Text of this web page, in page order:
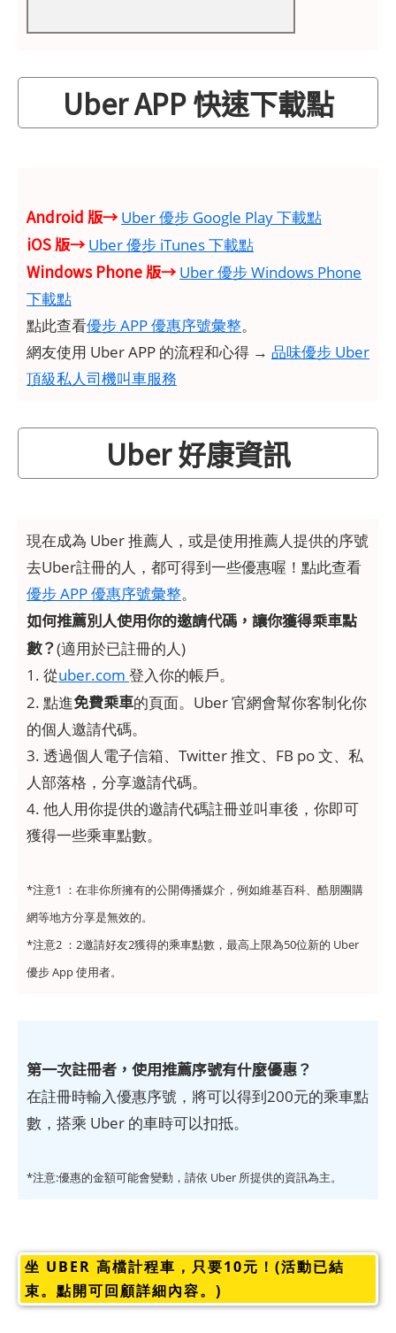
Uber APP 快速下載點
Android 版→ Uber 優步 Google Play 下載點
iOS 版→ Uber 優步 iTunes 下載點
Windows Phone 版→ Uber 優步 Windows Phone
下載點
點此查看優步 APP 優惠序號彙整。
網友使用 Uber APP 的流程和心得 → 品味優步 Uber
頂級私人司機叫車服務
Uber 好康資訊
現在成為 Uber 推薦人，或是使用推薦人提供的序號
去Uber註冊的人，都可得到一些優惠喔！點此查看
優步 APP 優惠序號彙整。
如何推薦別人使用你的邀請代碼，讓你獲得乘車點
數？(適用於已註冊的人)
1. 從uber.com 登入你的帳戶。
2. 點進免費乘車的頁面。Uber 官網會幫你客制化你
的個人邀請代碼。
3. 透過個人電子信箱、Twitter 推文、FB po 文、私
人部落格，分享邀請代碼。
4. 他人用你提供的邀請代碼註冊並叫車後，你即可
獲得一些乘車點數。
*注意1 ：在非你所擁有的公開傳播媒介，例如維基百科、酷朋團購
網等地方分享是無效的。
*注意2 ：2邀請好友2獲得的乘車點數，最高上限為50位新的 Uber
優步 App 使用者。
第一次註冊者，使用推薦序號有什麼優惠？
在註冊時輸入優惠序號，將可以得到200元的乘車點
數，搭乘 Uber 的車時可以扣抵。
*注意:優惠的金額可能會變動，請依 Uber 所提供的資訊為主。
坐 UBER 高檔計程車，只要10元！(活動已結
束。點開可回顧詳細內容。)